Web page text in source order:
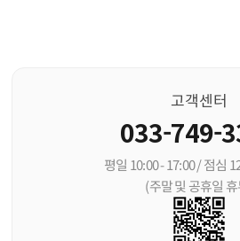
고객센터
033-749-
평일 10:00 - 17:00 / 점심
(주말 및 공휴일